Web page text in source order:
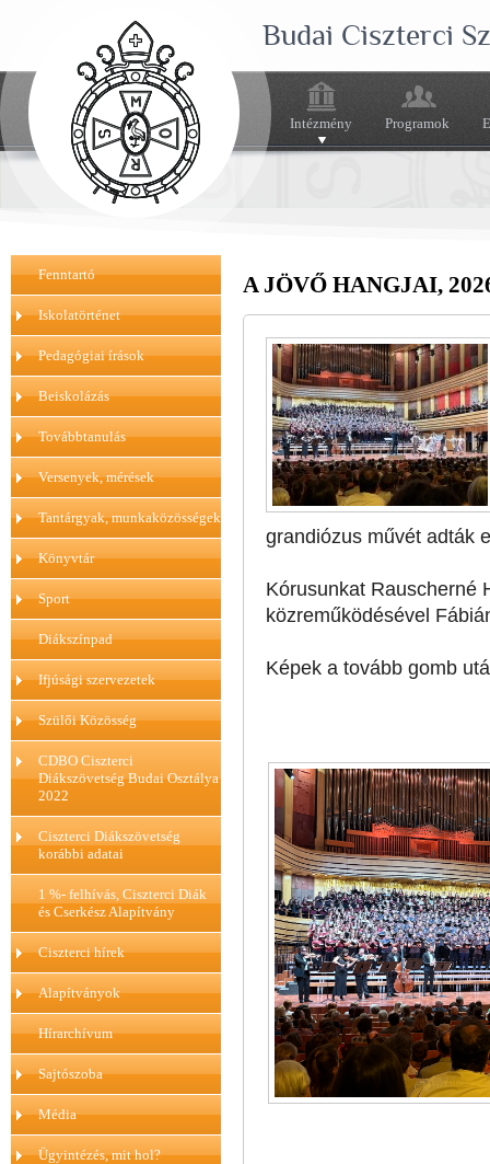
Budai Ciszterci
Intézmény Programok
Fenntartó
Iskolatörténet
Pedagógiai írások
Beiskolázás
Továbbtanulás
Versenyek, mérések
Tantárgyak, munkaközösségek
Könyvtár
Sport
Diákszínpad
Ifjúsági szervezetek
Szülői Közösség
CDBO Ciszterci
Diákszövetség Budai Osztálya
2022
Ciszterci Diákszövetség
korábbi adatai
1 %- felhívás, Ciszterci Diák
és Cserkész Alapítvány
Ciszterci hírek
Alapítványok
Hírarchívum
Sajtószoba
Média
Ügyintézés, mit hol?
A JÖVŐ HANGJAI,
grandiózus művét adták
Kórusunkat Rauscherné
közreműködésével
Képek a tovább gomb